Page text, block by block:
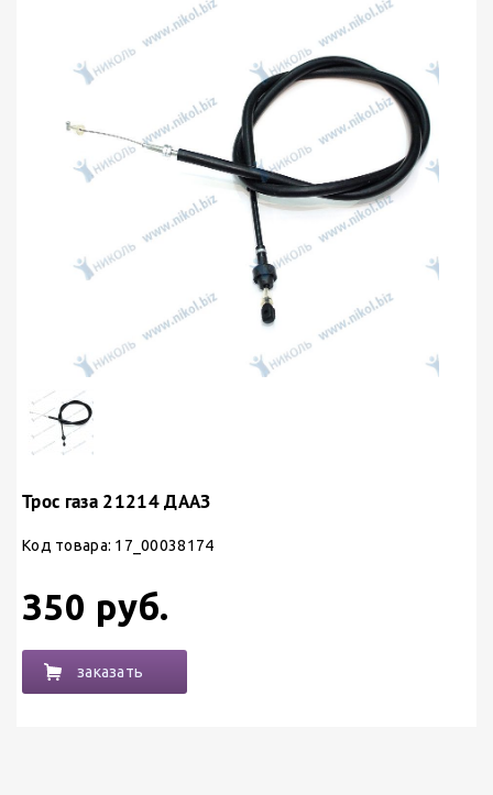
Трос газа 21214 ДААЗ
Код товара: 17_00038174
350 руб.
заказать